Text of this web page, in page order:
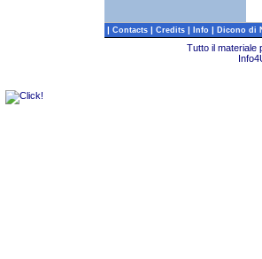
| Contacts | Credits | Info | Dicono di
Tutto il materiale